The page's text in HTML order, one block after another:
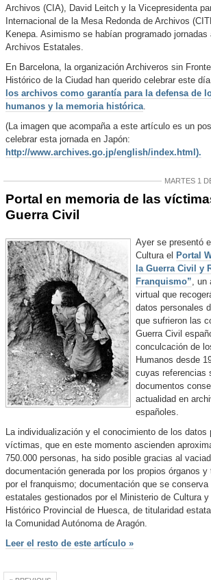
Archivos (CIA), David Leitch y la Vicepresidenta
Internacional de la Mesa Redonda de Archivos
Kenepa. Asimismo se habían programado jornadas
Archivos Estatales.
En Barcelona, la organización Archiveros sin
Histórico de la Ciudad han querido celebrar este
los archivos como garantía para la defensa de
humanos y la memoria histórica.
(La imagen que acompaña a este artículo es un
celebrar esta jornada en Japón:
http://www.archives.go.jp/english/index.html).
MARTES 1
Portal en memoria de las
Guerra Civil
Ayer se presentó
Cultura el
Portal
la Guerra Civil y
Franquismo”, un
virtual que
datos personales
que sufrieron las
Guerra Civil
conculcación de
Humanos desde
cuyas referencias
documentos
actualidad en
españoles.
La individualización y el conocimiento de los datos
víctimas, que en este momento ascienden
750.000 personas, ha sido posible gracias al
documentación generada por los propios órganos y
por el franquismo; documentación que se
estatales gestionados por el Ministerio de Cultura
Histórico Provincial de Huesca, de titularidad
la Comunidad Autónoma de Aragón.
Leer el resto de este artículo »